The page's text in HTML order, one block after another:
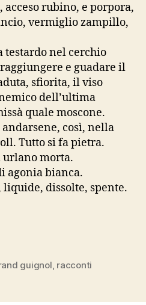
acceso rubino, e porpora,
vermiglio zampillo,
testardo nel cerchio
e guadare il
sfiorita, il viso
dell’ultima
quale moscone.
così, nella
Tutto si fa pietra.
urlano morta.
agonia bianca.
dissolte, spente.
guignol, racconti